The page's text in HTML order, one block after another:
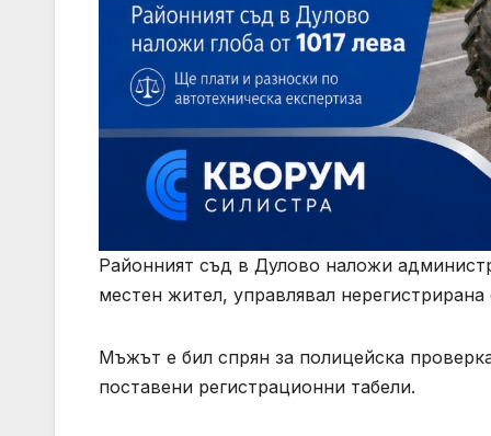
Районният съд в Дулово наложи
местен жител, управлявал нерегистрирана
Мъжът е бил спрян за полицейска
поставени регистрационни табели.